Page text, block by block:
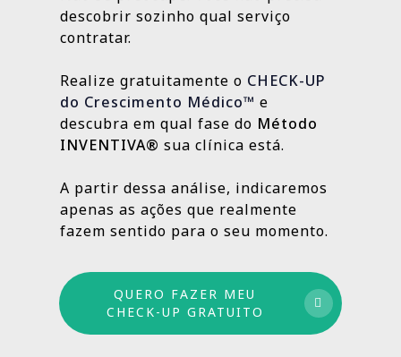
Fazer meu CHECK-UP Gratuito
resultados e aprimorando o que ainda
pode crescer.
Outras, como SEO Médico, Gestão do Blog e
construção de autoridade digital, são
resultados sólidos e duradouros ao longo
do tempo.
Por isso trabalhamos com um método
médio e longo prazo para garantir
crescimento sustentável.
descobrir sozinho qual serviço
contratar.
Realize gratuitamente o CHECK-UP
do Crescimento Médico™ e
descubra em qual fase do Método
INVENTIVA® sua clínica está.
A partir dessa análise, indicaremos
apenas as ações que realmente
fazem sentido para o seu momento.
QUERO FAZER MEU
CHECK-UP GRATUITO